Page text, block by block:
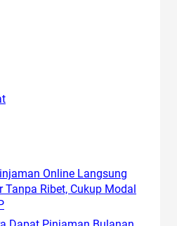
Online Langsung
Tanpa Ribet, Cukup Modal